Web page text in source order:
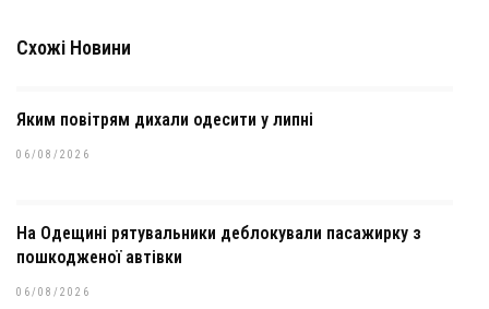
Схожі Новини
Яким повітрям дихали одесити у липні
06/08/2026
На Одещині рятувальники деблокували пасажирку з
пошкодженої автівки
06/08/2026